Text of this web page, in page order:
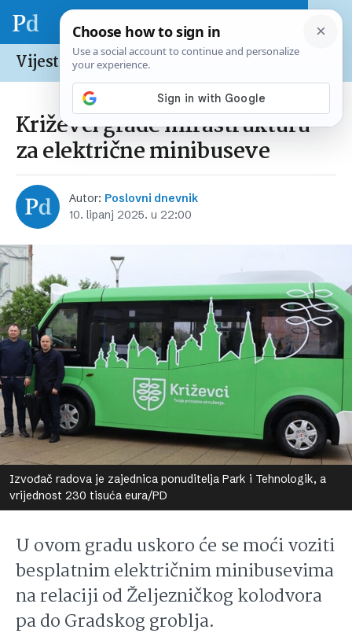
Vijesti /Hrvatska
Križevci grade infrastrukturu
za električne minibuseve
Autor: Poslovni dnevnik
10. lipanj 2025. u 22:00
Izvođač radova je zajednica ponuditelja Park i Tehnologik, a
vrijednost 230 tisuća eura/PD
U ovom gradu uskoro će se moći voziti
besplatnim električnim minibusevima
na relaciji od Željezničkog kolodvora
pa do Gradskog groblja.